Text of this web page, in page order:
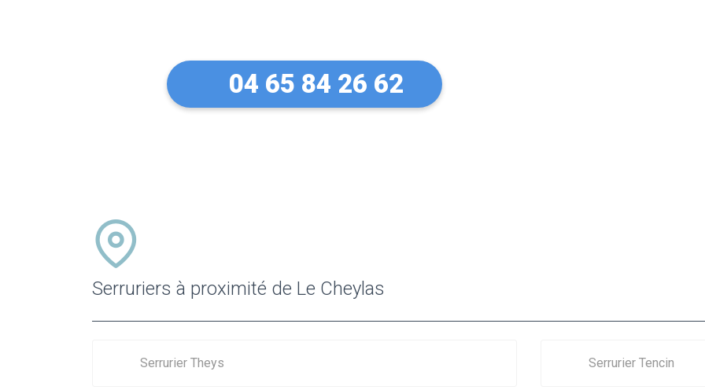
04 65 84 26 62
Serruriers à proximité de Le Cheylas
Serrurier Theys Serrurier Tencin